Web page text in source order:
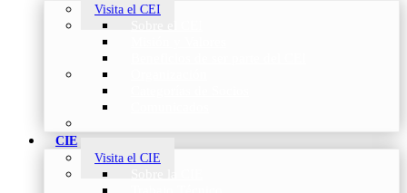
Visita el CEI
CIE
Visita el CIE